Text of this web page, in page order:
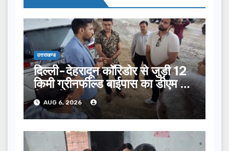
उत्तराखण्ड
दिल्ली-देहरादून कॉरिडोर से जुड़ी 12
किमी ग्रीनफील्ड बाईपास का डीएम ने
किया निरीक्षण…
AUG 6, 2026